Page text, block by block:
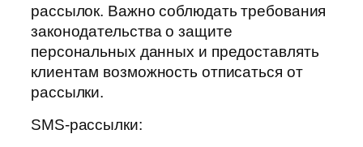
рассылок. Важно соблюдать требования
законодательства о защите
персональных данных и предоставлять
клиентам возможность отписаться от
рассылки.
SMS-рассылки: